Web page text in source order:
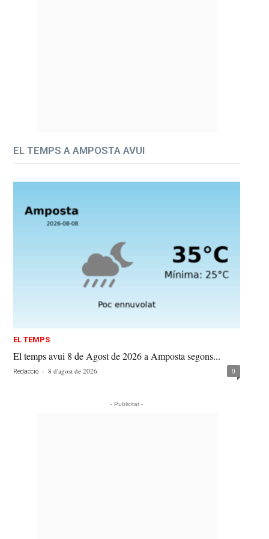
EL TEMPS A AMPOSTA AVUI
EL TEMPS
El temps avui 8 de Agost de 2026 a Amposta segons...
Redacció - 8 d'agost de 2026 0
- Publicitat -